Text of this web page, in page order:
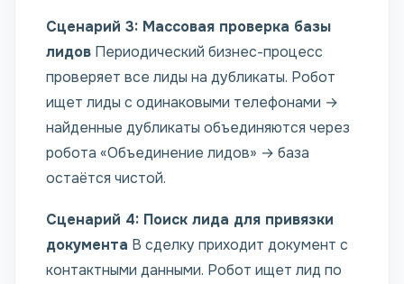
Сценарий 3: Массовая проверка базы
лидов Периодический бизнес-процесс
проверяет все лиды на дубликаты. Робот
ищет лиды с одинаковыми телефонами →
найденные дубликаты объединяются через
робота «Объединение лидов» → база
остаётся чистой.
Сценарий 4: Поиск лида для привязки
документа В сделку приходит документ с
контактными данными. Робот ищет лид по